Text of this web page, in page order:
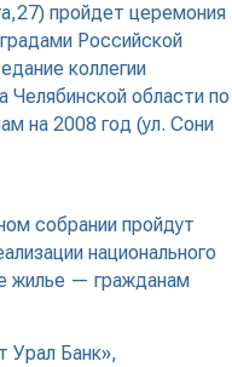
пройдет церемония
Российской
коллегии
Челябинской области по
на 2008 год (ул. Сони
собрании пройдут
национального
жилье — гражданам
Урал Банк»,